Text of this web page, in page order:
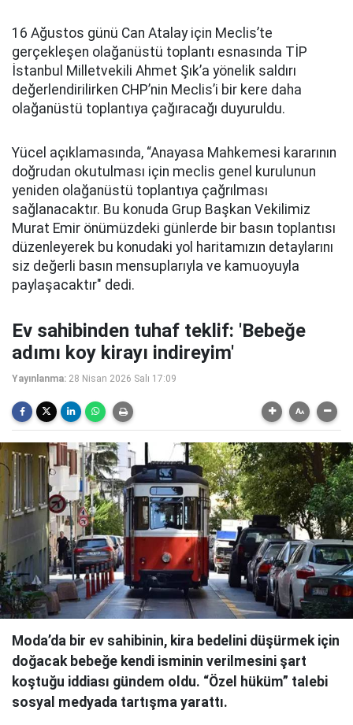
16 Ağustos günü Can Atalay için Meclis’te
gerçekleşen olağanüstü toplantı esnasında TİP
İstanbul Milletvekili Ahmet Şık’a yönelik saldırı
değerlendirilirken CHP’nin Meclis’i bir kere daha
olağanüstü toplantıya çağıracağı duyuruldu.
Yücel açıklamasında, “Anayasa Mahkemesi kararının
doğrudan okutulması için meclis genel kurulunun
yeniden olağanüstü toplantıya çağrılması
sağlanacaktır. Bu konuda Grup Başkan Vekilimiz
Murat Emir önümüzdeki günlerde bir basın toplantısı
düzenleyerek bu konudaki yol haritamızın detaylarını
siz değerli basın mensuplarıyla ve kamuoyuyla
paylaşacaktır" dedi.
Ev sahibinden tuhaf teklif: 'Bebeğe
adımı koy kirayı indireyim'
Yayınlanma: 28 Nisan 2026 Salı 17:09
Moda’da bir ev sahibinin, kira bedelini düşürmek için
doğacak bebeğe kendi isminin verilmesini şart
koştuğu iddiası gündem oldu. “Özel hüküm” talebi
sosyal medyada tartışma yarattı.